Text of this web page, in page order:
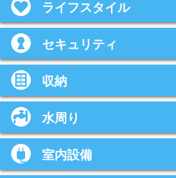
ライフスタイル
セキュリティ
収納
水周り
室内設備